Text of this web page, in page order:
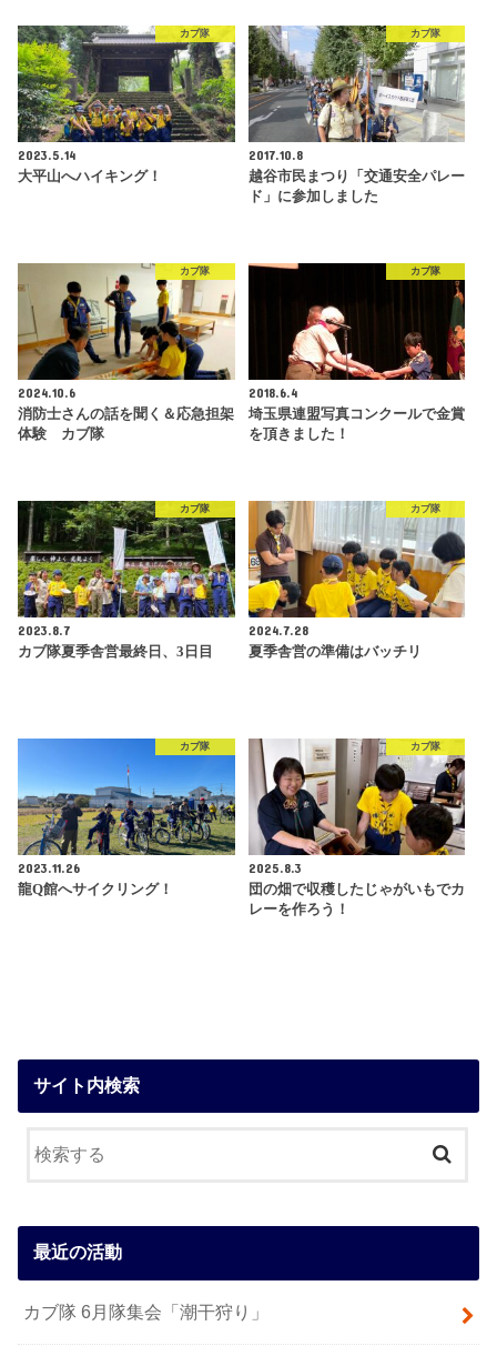
カブ隊
2023.5.14
大平山へハイキング！
カブ隊
2017.10.8
越谷市民まつり「交通安全パレー
ド」に参加しました
カブ隊
2024.10.6
消防士さんの話を聞く＆応急担架
体験 カブ隊
カブ隊
2018.6.4
埼玉県連盟写真コンクールで金賞
を頂きました！
カブ隊
2023.8.7
カブ隊夏季舎営最終日、3日目
カブ隊
2024.7.28
夏季舎営の準備はバッチリ
カブ隊
2023.11.26
龍Q館へサイクリング！
カブ隊
2025.8.3
団の畑で収穫したじゃがいもでカ
レーを作ろう！
サイト内検索
最近の活動
カブ隊 6月隊集会「潮干狩り」